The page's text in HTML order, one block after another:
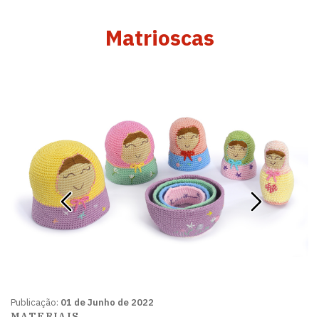
Matrioscas
Publicação: 01 de Junho de 2022